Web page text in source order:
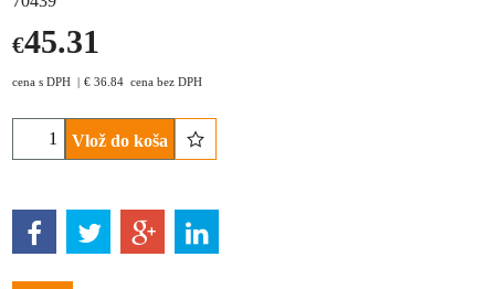
€45.31
cena s DPH € 36.84 cena bez DPH
Vlož do koša